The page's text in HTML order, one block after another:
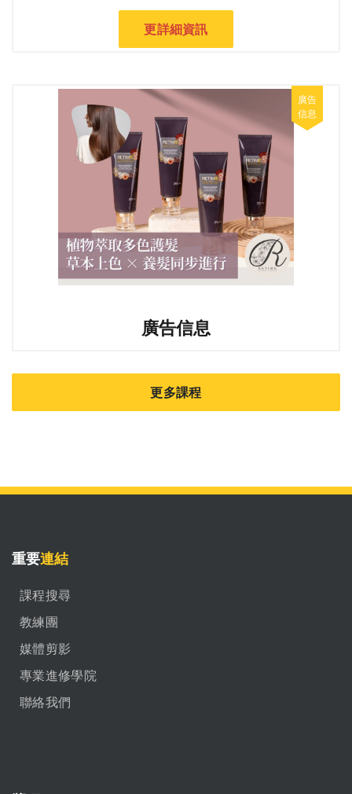
更詳細資訊
廣告信息
更多課程
重要連結
課程搜尋
教練團
媒體剪影
專業進修學院
聯絡我們